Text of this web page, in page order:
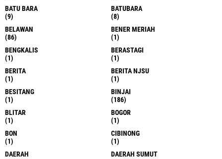
BATU BARA
(9)
BATUBARA
(8)
BELAWAN
(86)
BENER MERIAH
(1)
BENGKALIS
(1)
BERASTAGI
(1)
BERITA
(1)
BERITA NJSU
(1)
BESITANG
(1)
BINJAI
(186)
BLITAR
(1)
BOGOR
(1)
BON
(1)
CIBINONG
(1)
DAERAH
DAERAH SUMUT